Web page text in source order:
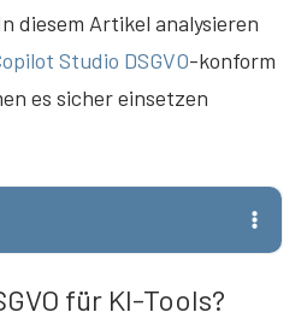
diesem Artikel analysieren
Studio DSGVO-konform
es sicher einsetzen
für KI-Tools?